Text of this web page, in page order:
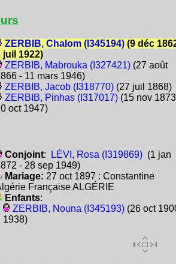
ZERBIB, Chalom (I345194)(9 déc
juil 1922)
ZERBIB, Mabrouka (I327421)(27 août
- 11 mars 1946)
ZERBIB, Jacob (I318770)(27 juil 1868)
ZERBIB, Pinhas (I317017)(15 nov
oct 1947)
Conjoint: LÉVI, Rosa (I319869)(1 jan
- 28 sep 1949)
Mariage: 27 oct 1897 : Constantine
Française ALGÉRIE
Enfants:
ZERBIB, Nouna (I345193)(26 oct
1938)